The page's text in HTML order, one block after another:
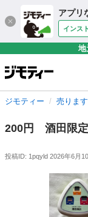
アプリ
インス
地
ジモティー 売りま
200円 酒田限
投稿ID: 1pqyld 2026年6月